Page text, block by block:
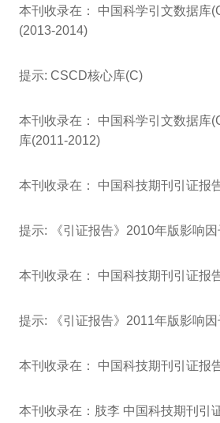
本刊收录在： 中国科学引文数据库
(2013-2014)
提示: CSCD核心库(C)
本刊收录在： 中国科学引文数据库
库(2011-2012)
本刊收录在： 中国科技期刊引证报
提示: 《引证报告》2010年版影响
本刊收录在： 中国科技期刊引证报
提示: 《引证报告》2011年版影响因
本刊收录在： 中国科技期刊引证报
本刊收录在：肢李 中国科技期刊引